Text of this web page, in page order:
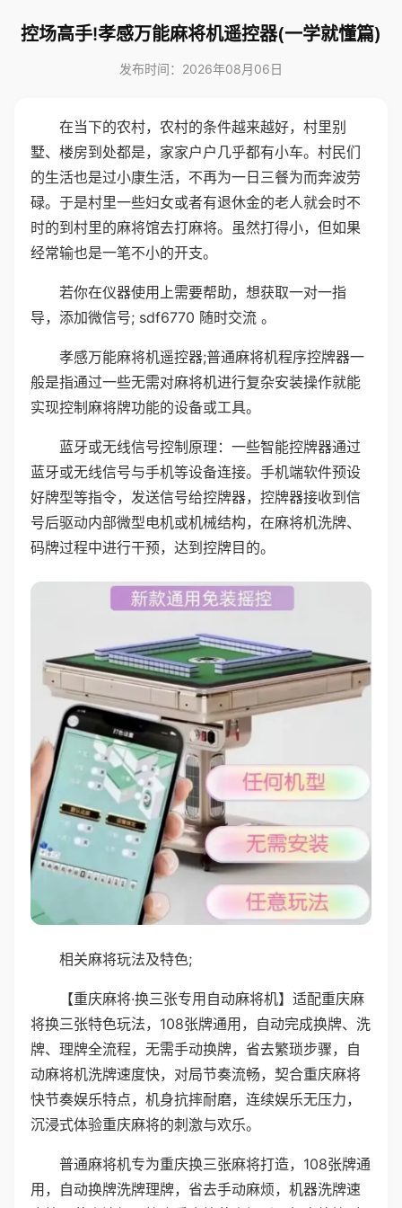
控场高手!孝感万能麻将机遥控器(一学就懂篇)
发布时间：2026年08月06日
在当下的农村，农村的条件越来越好，村里别
墅、楼房到处都是，家家户户几乎都有小车。村民们
的生活也是过小康生活，不再为一日三餐为而奔波劳
碌。于是村里一些妇女或者有退休金的老人就会时不
时的到村里的麻将馆去打麻将。虽然打得小，但如果
经常输也是一笔不小的开支。
若你在仪器使用上需要帮助，想获取一对一指
导，添加微信号; sdf6770 随时交流 。
孝感万能麻将机遥控器;普通麻将机程序控牌器一
般是指通过一些无需对麻将机进行复杂安装操作就能
实现控制麻将牌功能的设备或工具。
蓝牙或无线信号控制原理：一些智能控牌器通过
蓝牙或无线信号与手机等设备连接。手机端软件预设
好牌型等指令，发送信号给控牌器，控牌器接收到信
号后驱动内部微型电机或机械结构，在麻将机洗牌、
码牌过程中进行干预，达到控牌目的。
相关麻将玩法及特色;
【重庆麻将·换三张专用自动麻将机】适配重庆麻
将换三张特色玩法，108张牌通用，自动完成换牌、洗
牌、理牌全流程，无需手动换牌，省去繁琐步骤，自
动麻将机洗牌速度快，对局节奏流畅，契合重庆麻将
快节奏娱乐特点，机身抗摔耐磨，连续娱乐无压力，
沉浸式体验重庆麻将的刺激与欢乐。
普通麻将机专为重庆换三张麻将打造，108张牌通
用，自动换牌洗牌理牌，省去手动麻烦，机器洗牌速